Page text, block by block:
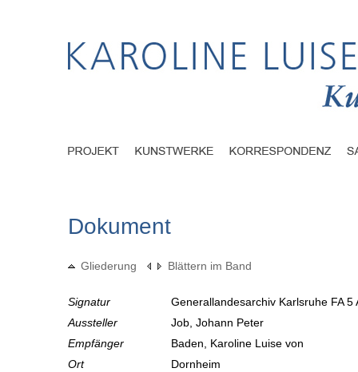
Dokument
Gliederung Blättern im Band
Signatur
Generallandesarchiv Karlsruhe FA
Aussteller
Job, Johann Peter
Empfänger
Baden, Karoline Luise von
Ort
Dornheim